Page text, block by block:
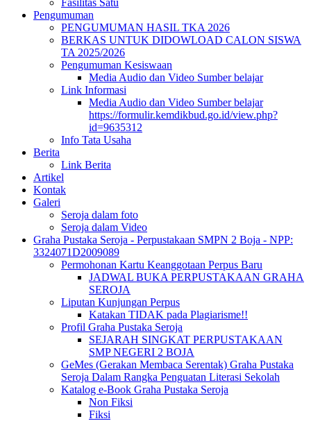
Fasilitas Satu
Pengumuman
PENGUMUMAN HASIL TKA 2026
BERKAS UNTUK DIDOWLOAD CALON SISWA
TA 2025/2026
Pengumuman Kesiswaan
Media Audio dan Video Sumber belajar
Link Informasi
Media Audio dan Video Sumber belajar
https://formulir.kemdikbud.go.id/view.php?
id=9635312
Info Tata Usaha
Berita
Link Berita
Artikel
Kontak
Galeri
Seroja dalam foto
Seroja dalam Video
Graha Pustaka Seroja - Perpustakaan SMPN 2 Boja - NPP:
3324071D2009089
Permohonan Kartu Keanggotaan Perpus Baru
JADWAL BUKA PERPUSTAKAAN GRAHA
SEROJA
Liputan Kunjungan Perpus
Katakan TIDAK pada Plagiarisme!!
Profil Graha Pustaka Seroja
SEJARAH SINGKAT PERPUSTAKAAN
SMP NEGERI 2 BOJA
GeMes (Gerakan Membaca Serentak) Graha Pustaka
Seroja Dalam Rangka Penguatan Literasi Sekolah
Katalog e-Book Graha Pustaka Seroja
Non Fiksi
Fiksi